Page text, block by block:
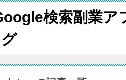
検索副業ア